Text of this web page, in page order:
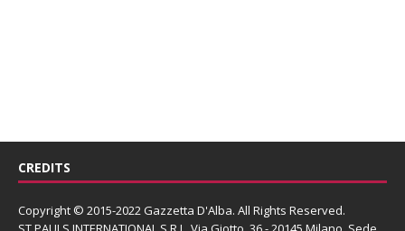
CREDITS
Copyright © 2015-2022 Gazzetta D'Alba. All Rights Reserved.